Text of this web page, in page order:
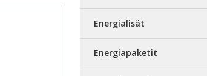
Energialisät
Energiapaketit